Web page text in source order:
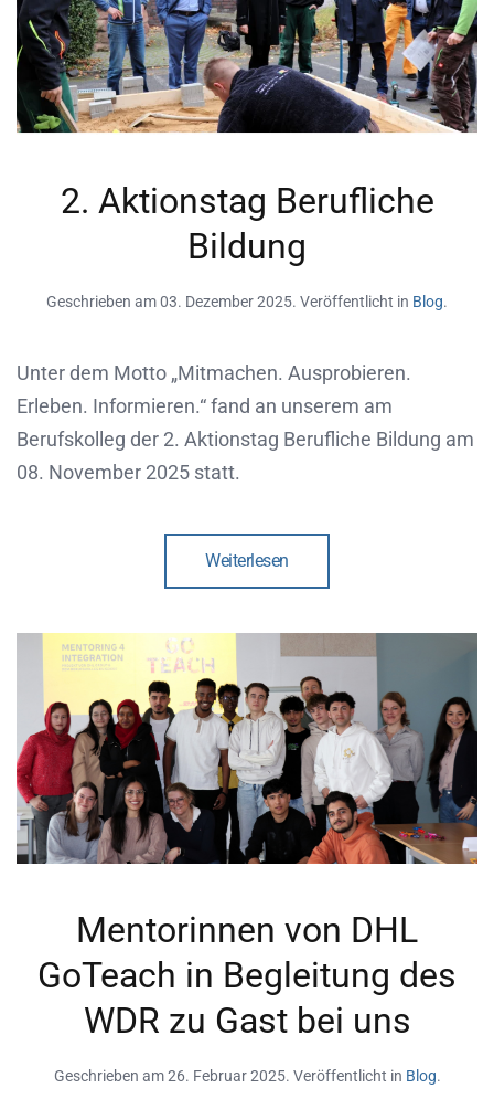
2. Aktionstag Berufliche
Bildung
Geschrieben am03. Dezember 2025. Veröffentlicht in Blog.
Unter dem Motto „Mitmachen. Ausprobieren.
Erleben. Informieren.“ fand an unserem am
Berufskolleg der 2. Aktionstag Berufliche Bildung am
08. November 2025 statt.
Weiterlesen
Mentorinnen von DHL
GoTeach in Begleitung des
WDR zu Gast bei uns
Geschrieben am26. Februar 2025. Veröffentlicht in Blog.